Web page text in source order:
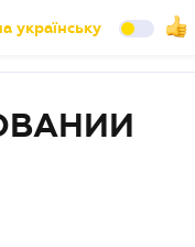
українську